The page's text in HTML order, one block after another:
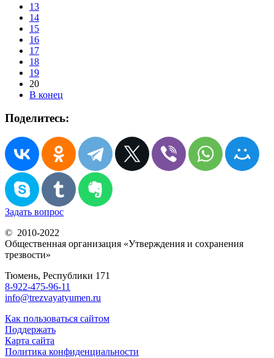
13
14
15
16
17
18
19
20
В конец
Поделитесь:
Задать вопрос
© 2010-2022
Общественная организация «Утверждения и сохранения
трезвости»
Тюмень, Республики 171
8-922-475-96-11
info@trezvayatyumen.ru
Как пользоваться сайтом
Поддержать
Карта сайта
Политика конфиденциальности